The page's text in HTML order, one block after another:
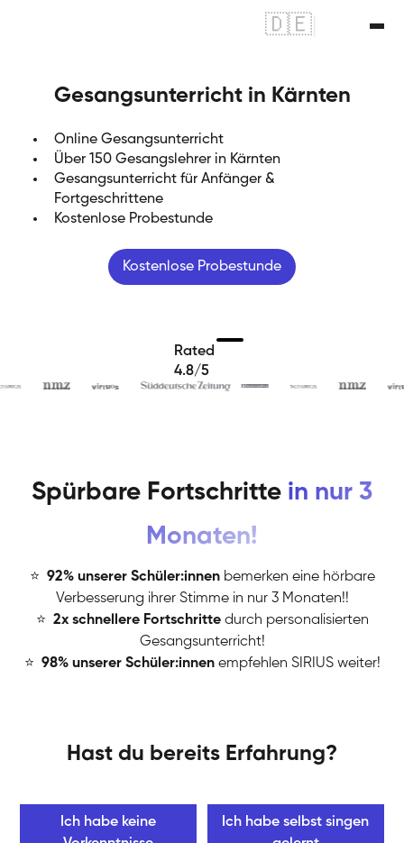
🇩🇪
Gesangsunterricht in Kärnten
Online Gesangsunterricht
Über 150 Gesangslehrer in Kärnten
Gesangsunterricht für Anfänger &
Fortgeschrittene
Kostenlose Probestunde
Kostenlose Probestunde
Rated
4.8/5
Spürbare Fortschritte in nur 3
Monaten!
⭐ 92% unserer Schüler:innen bemerken eine hörbare
Verbesserung ihrer Stimme in nur 3 Monaten!!
⭐ 2x schnellere Fortschritte durch personalisierten
Gesangsunterricht!
⭐ 98% unserer Schüler:innen empfehlen SIRIUS weiter!
Hast du bereits Erfahrung?
Ich habe keine
Ich habe selbst singen